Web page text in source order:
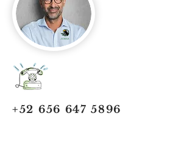
+52 656 647 5896